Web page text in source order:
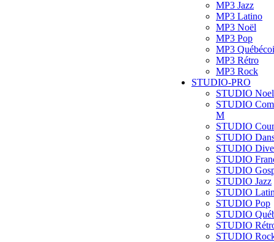
MP3 Jazz
MP3 Latino
MP3 Noël
MP3 Pop
MP3
MP3 Rétro
MP3 Rock
STUDIO-PRO
STUDIO Noel
STUDIO
M
STUDIO
STUDIO
STUDIO
STUDIO
STUDIO
STUDIO Jazz
STUDIO
STUDIO Pop
STUDIO
STUDIO
STUDIO